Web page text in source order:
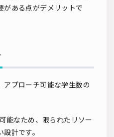
がある点がデメリットで
アプローチ可能な学生数の
能なため、限られたリソー
計です。